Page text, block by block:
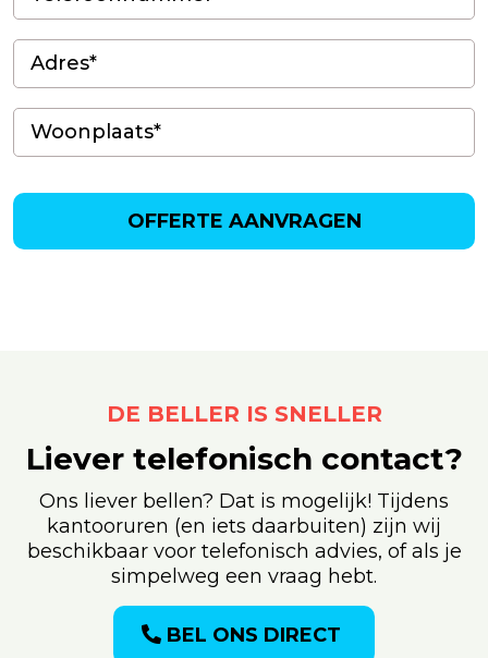
OFFERTE AANVRAGEN
DE BELLER IS SNELLER
Liever telefonisch contact?
Ons liever bellen? Dat is mogelijk! Tijdens
kantooruren (en iets daarbuiten) zijn wij
beschikbaar voor telefonisch advies, of als je
simpelweg een vraag hebt.
BEL ONS DIRECT